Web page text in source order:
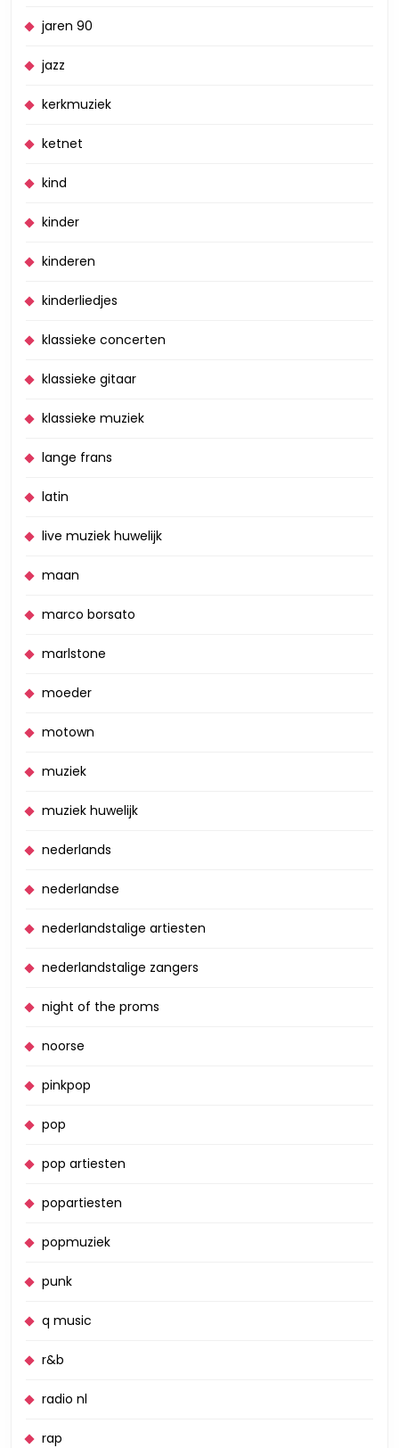
jaren 90
jazz
kerkmuziek
ketnet
kind
kinder
kinderen
kinderliedjes
klassieke concerten
klassieke gitaar
klassieke muziek
lange frans
latin
live muziek huwelijk
maan
marco borsato
marlstone
moeder
motown
muziek
muziek huwelijk
nederlands
nederlandse
nederlandstalige artiesten
nederlandstalige zangers
night of the proms
noorse
pinkpop
pop
pop artiesten
popartiesten
popmuziek
punk
q music
r&b
radio nl
rap